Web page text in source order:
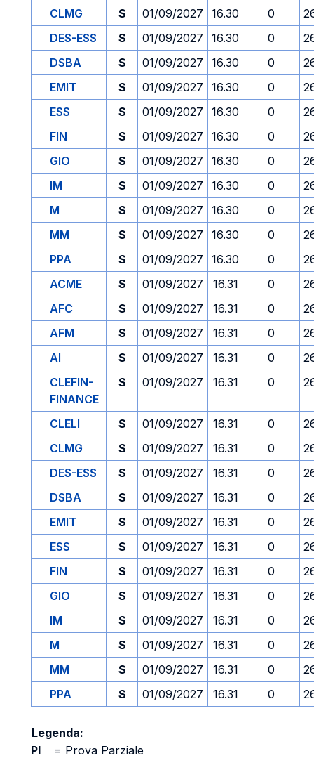
CLMG
S 01/09/2027 16.30 0
DES-ESS
S 01/09/2027 16.30 0
DSBA
S 01/09/2027 16.30 0
EMIT
S 01/09/2027 16.30 0
ESS
S 01/09/2027 16.30 0
FIN
S 01/09/2027 16.30 0
GIO
S 01/09/2027 16.30 0
IM
S 01/09/2027 16.30 0
M
S 01/09/2027 16.30 0
MM
S 01/09/2027 16.30 0
PPA
S 01/09/2027 16.30 0
ACME
S 01/09/2027 16.31 0
AFC
S 01/09/2027 16.31 0
AFM
S 01/09/2027 16.31 0
AI
S 01/09/2027 16.31 0
CLEFIN-
FINANCE
S 01/09/2027 16.31 0
CLELI S 01/09/2027 16.31 0
CLMG
S 01/09/2027 16.31 0
DES-ESS
S 01/09/2027 16.31 0
DSBA
S 01/09/2027 16.31 0
EMIT
S 01/09/2027 16.31 0
ESS
S 01/09/2027 16.31 0
FIN
S 01/09/2027 16.31 0
GIO
S 01/09/2027 16.31 0
IM
S 01/09/2027 16.31 0
M
S 01/09/2027 16.31 0
MM
S 01/09/2027 16.31 0
PPA
S 01/09/2027 16.31 0
Legenda:
PI
= Prova Parziale